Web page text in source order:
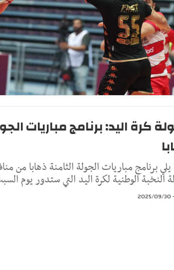
كرة اليد: برنامج مباريات
يلي برنامج مباريات الجولة الثامنة ذهابا من
النخبة الوطنية لكرة اليد التي ستدور يوم